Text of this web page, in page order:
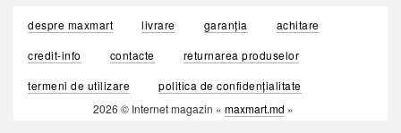
despre maxmart livrare garanția
achitare
credit-info
contacte
returnarea produselor
termeni de utilizare
politica de confidențialitate
2026 © Internet magazin « maxmart.md »